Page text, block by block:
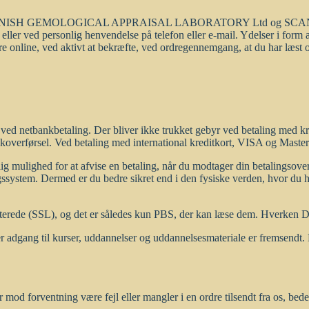
GEMOLOGICAL APPRAISAL LABORATORY Ltd og
ved personlig henvendelse på telefon eller e-mail. Ydelser i
ved aktivt at bekræfte, ved ordregennemgang, at du har læst
netbankbetaling. Der bliver ikke trukket gebyr ved betaling med
Ved betaling med international kreditkort, VISA og
mulighed for at afvise en betaling, når du modtager din
Dermed er du bedre sikret end i den fysiske verden, hvor
(SSL), og det er således kun PBS, der kan læse dem. Hverken
til kurser, uddannelser og uddannelsesmateriale er
forventning være fejl eller mangler i en ordre tilsendt fra os,